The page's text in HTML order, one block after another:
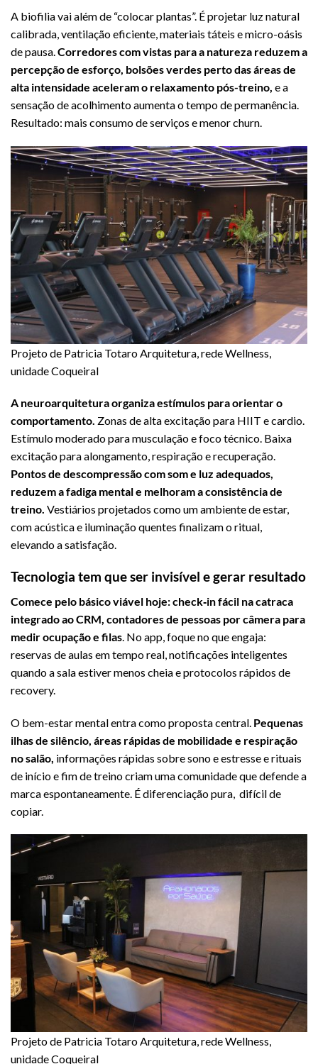
A biofilia vai além de “colocar plantas”. É projetar luz natural
calibrada, ventilação eficiente, materiais táteis e micro-oásis
de pausa.Corredores com vistas para a natureza reduzem a
percepção de esforço, bolsões verdes perto das áreas de
alta intensidade aceleram o relaxamento pós-treino, e a
sensação de acolhimento aumenta o tempo de permanência.
Resultado: mais consumo de serviços e menor churn.
Projeto de Patricia Totaro Arquitetura, rede Wellness,
unidade Coqueiral
A neuroarquitetura organiza estímulos para orientar o
comportamento. Zonas de alta excitação para HIIT e cardio.
Estímulo moderado para musculação e foco técnico. Baixa
excitação para alongamento, respiração e recuperação.
Pontos de descompressão com som e luz adequados,
reduzem a fadiga mental e melhoram a consistência de
treino. Vestiários projetados como um ambiente de estar,
com acústica e iluminação quentes finalizam o ritual,
elevando a satisfação.
Tecnologia tem que ser invisível e gerar resultado
Comece pelo básico viável hoje: check‑in fácil na catraca
integrado ao CRM, contadores de pessoas por câmera para
medir ocupação e filas. No app, foque no que engaja:
reservas de aulas em tempo real, notificações inteligentes
quando a sala estiver menos cheia e protocolos rápidos de
recovery.
O bem-estar mental entra como proposta central. Pequenas
ilhas de silêncio, áreas rápidas de mobilidade e respiração
no salão, informações rápidas sobre sono e estresse e rituais
de início e fim de treino criam uma comunidade que defende a
marca espontaneamente. É diferenciação pura, difícil de
copiar.
Projeto de Patricia Totaro Arquitetura, rede Wellness,
unidade Coqueiral